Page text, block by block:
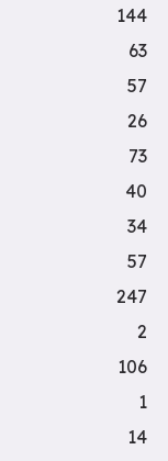
144
63
57
26
73
40
34
57
247
2
106
1
14